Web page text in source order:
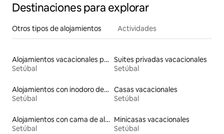
Destinaciones para explorar
Otros tipos de alojamientos Actividades
Alojamientos vacacionales para familias
Setúbal
Suites privadas vacacionales
Setúbal
Alojamientos con inodoro de altura accesible
Setúbal
Casas vacacionales
Setúbal
Alojamientos con cama de altura accesible
Setúbal
Minicasas vacacionales
Setúbal